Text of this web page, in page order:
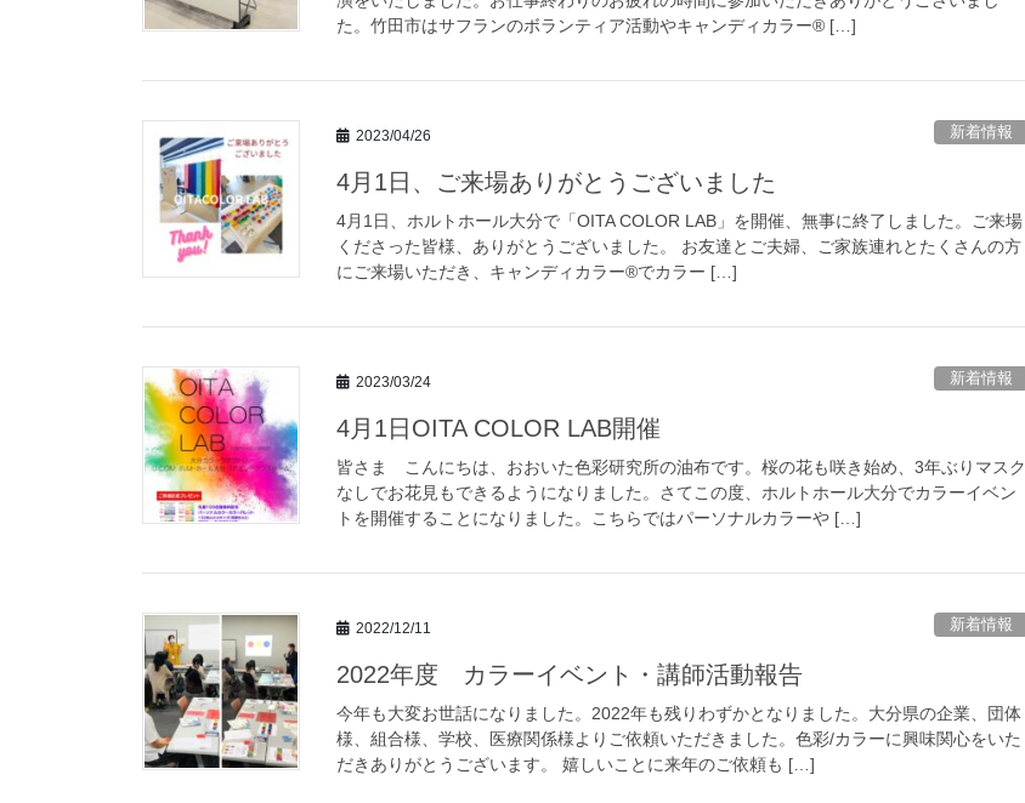
た。竹田市はサフランのボランティア活動やキャンディカラー® […]
2023/04/26 新着情報
4月1日、ご来場ありがとうございました
4月1日、ホルトホール大分で「OITA COLOR LAB」を開催、無事に終了しました。ご来場
くださった皆様、ありがとうございました。 お友達とご夫婦、ご家族連れとたくさんの方
にご来場いただき、キャンディカラー®でカラー […]
2023/03/24 新着情報
4月1日OITA COLOR LAB開催
皆さま こんにちは、おおいた色彩研究所の油布です。桜の花も咲き始め、3年ぶりマスク
なしでお花見もできるようになりました。さてこの度、ホルトホール大分でカラーイベン
トを開催することになりました。こちらではパーソナルカラーや […]
2022/12/11 新着情報
2022年度 カラーイベント・講師活動報告
今年も大変お世話になりました。2022年も残りわずかとなりました。大分県の企業、団体
様、組合様、学校、医療関係様よりご依頼いただきました。色彩/カラーに興味関心をいた
だきありがとうございます。 嬉しいことに来年のご依頼も […]